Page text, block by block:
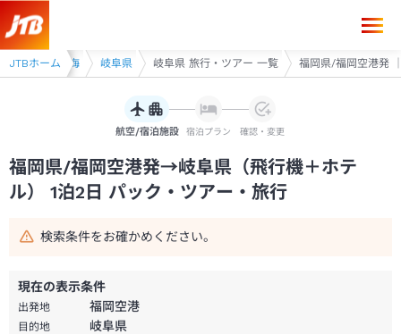
JTBホーム
ツアー 東海 岐阜県 岐阜県 旅行・ツアー 一覧 福岡県/福岡空港発
航空/宿泊施設 宿泊プラン 確認・変更
福岡県/福岡空港発→岐阜県（飛行機＋ホテ
ル） 1泊2日 パック・ツアー・旅行
検索条件をお確かめください。
現在の表示条件
出発地 福岡空港
目的地 岐阜県